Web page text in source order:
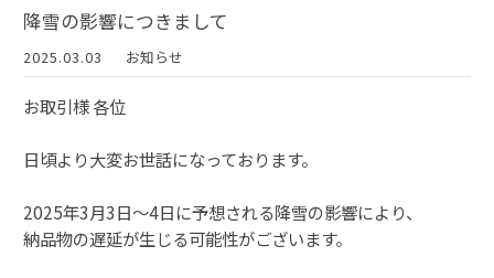
降雪の影響につきまして
2025.03.03 お知らせ
お取引様 各位
日頃より大変お世話になっております。
2025年3月3日～4日に予想される降雪の影響により、
納品物の遅延が生じる可能性がございます。